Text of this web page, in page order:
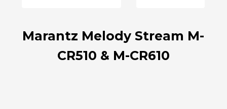
Marantz Melody Stream M-
CR510 & M-CR610